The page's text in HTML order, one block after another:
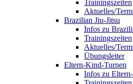
Trainingszeiten
Aktuelles/
Brazilian Jiu-Jitsu
Infos zu
Trainingszeiten
Aktuelles/
Übungsleiter
Eltern-Kind-Turnen
Infos zu